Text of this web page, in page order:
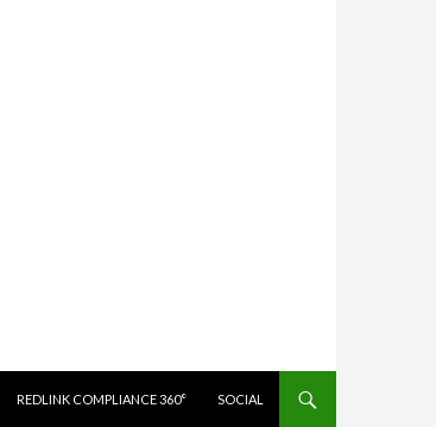
REDLINK COMPLIANCE 360° SOCIAL